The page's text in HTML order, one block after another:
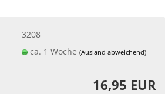
3208
ca. 1 Woche(Ausland abweichend)
16,95 EUR